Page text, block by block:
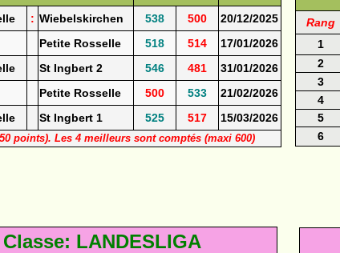
Classe: LANDESLIGA
: Wiebelskirchen 538 500
20/12/2025
Petite Rosselle 518 514
17/01/2026
St Ingbert 2 546 481
31/01/2026
Petite Rosselle 500 533
21/02/2026
St Ingbert 1 525 517 15/03/2026
points). Les 4 meilleurs sont comptés (maxi 600)
Rang
1
2
3
4
5
6